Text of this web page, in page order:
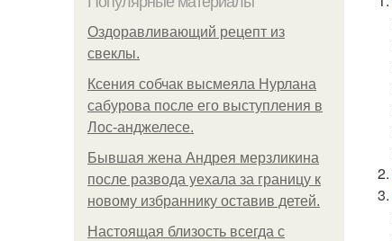
Оздоравливающий рецепт из
свеклы.
Ксения собчак высмеяла Нурлана
сабурова после его выступления в
Лос-анджелесе.
Бывшая жена Андрея мерзликина
после развода уехала за границу к
новому избраннику оставив детей.
Hacтоящая близость всегда с